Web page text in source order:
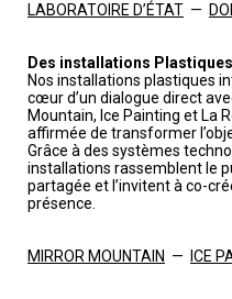
LABORATOIRE D’ÉTAT —
Des installations
Nos installations plastiques
cœur d’un dialogue direct
Mountain, Ice Painting et La
affirmée de transformer
Grâce à des systèmes
installations rassemblent le
partagée et l’invitent à co-
présence.
MIRROR MOUNTAIN — ICE